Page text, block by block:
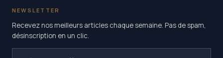
NEWSLETTER
Recevez nos meilleurs articles chaque semaine. Pas de spam,
désinscription en un clic.